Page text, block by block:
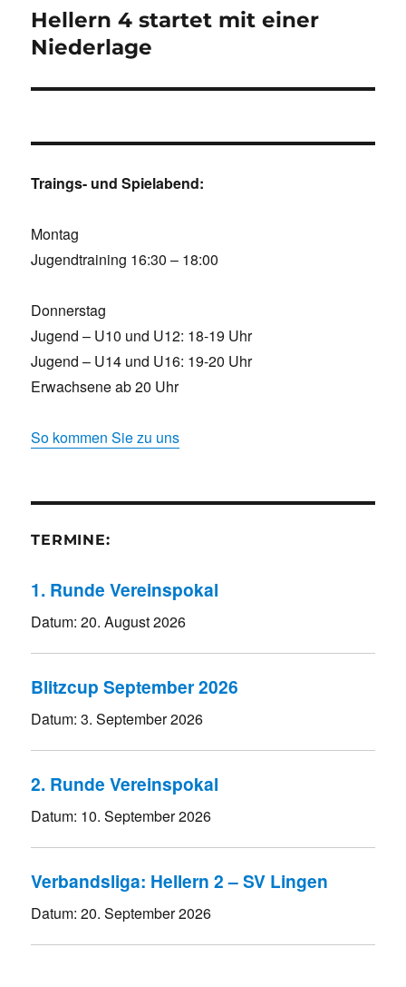
Nächster
Beitrag:
Hellern 4 startet mit einer
Niederlage
Traings- und Spielabend:
Montag
Jugendtraining 16:30 – 18:00
Donnerstag
Jugend – U10 und U12: 18-19 Uhr
Jugend – U14 und U16: 19-20 Uhr
Erwachsene ab 20 Uhr
So kommen Sie zu uns
TERMINE:
1. Runde Vereinspokal
Datum:20. August 2026
Blitzcup September 2026
Datum:3. September 2026
2. Runde Vereinspokal
Datum: 10. September 2026
Verbandsliga: Hellern 2 – SV Lingen
Datum:20. September 2026